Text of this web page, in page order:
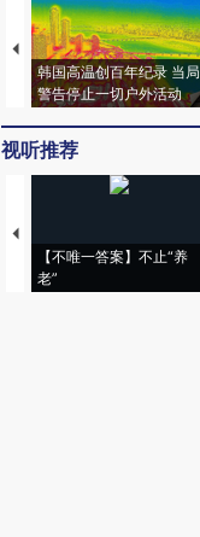
韩国高温创百年纪录 当局
警告停止一切户外活动
视听推荐
【不唯一答案】不止“养
老”